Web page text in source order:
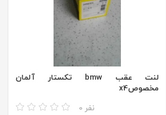
لنت عقب bmw تکستار آلمان
مخصوصx4
0 نفر